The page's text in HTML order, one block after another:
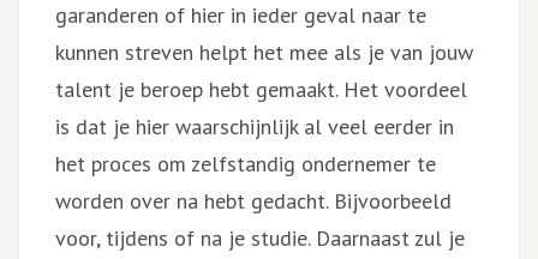
garanderen of hier in ieder geval naar te
kunnen streven helpt het mee als je van jouw
talent je beroep hebt gemaakt. Het voordeel
is dat je hier waarschijnlijk al veel eerder in
het proces om zelfstandig ondernemer te
worden over na hebt gedacht. Bijvoorbeeld
voor, tijdens of na je studie. Daarnaast zul je